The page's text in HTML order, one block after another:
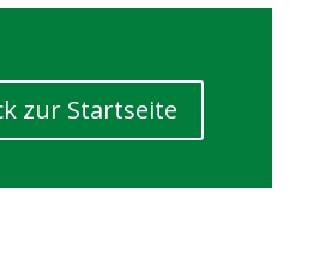
zur Startseite